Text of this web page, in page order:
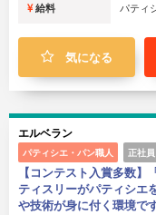
給料 パティ
気になる
エルベラン
パティシエ・パン職人 正社員
【コンテスト入賞多数
ティスリーがパティシエ
や技術が身に付く環境で